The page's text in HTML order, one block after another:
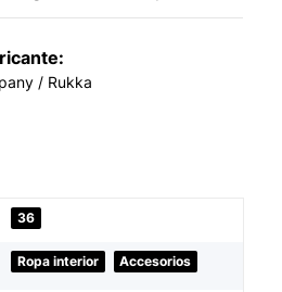
/ Rukka
36
Ropa interior Accesorios